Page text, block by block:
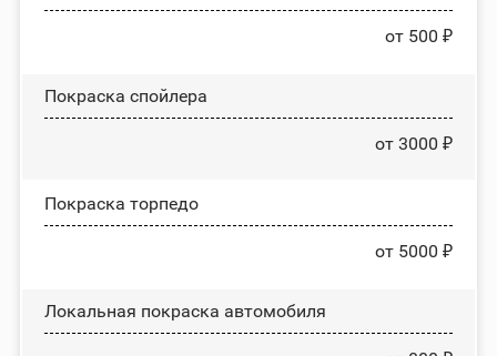
от 500 ₽
Покраска спойлера
от 3000 ₽
Покраска торпедо
от 5000 ₽
Локальная покраска автомобиля